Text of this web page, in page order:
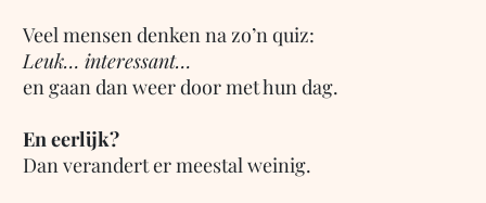
Veel mensen denken na zo’n quiz:
Leuk… interessant…
en gaan dan weer door met hun dag.
En eerlijk?
Dan verandert er meestal weinig.